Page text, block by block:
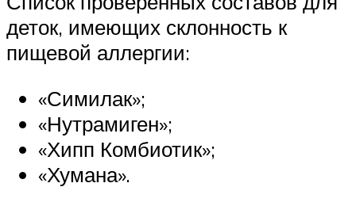
деток, имеющих склонность к
пищевой аллергии:
«Симилак»;
«Нутрамиген»;
«Хипп Комбиотик»;
«Хумана».